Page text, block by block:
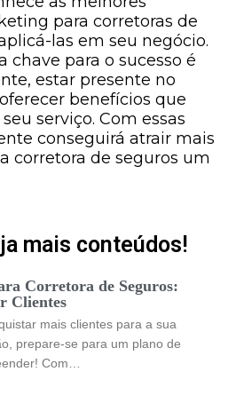
para corretoras de
las em seu negócio.
chave para o sucesso é
estar presente no
benefícios que
serviço. Com essas
conseguirá atrair mais
corretora de seguros um
mais conteúdos!
Corretora de Seguros:
Clientes
mais clientes para a sua
prepare-se para um plano de
Com…